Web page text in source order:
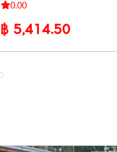
ระหว่าง Tokyo - Nasushiobara
❗ข้อจำกัด * ไม่สามารถใช้ JR TOKYO Wide
Express เพิ่มเติม * การโดยสาร Fujisan
ขึ้นรถไฟ JR ได้ไม่จำกัด จาก
ไปยัง Sanyo / San’in และ
ก่อนเดินทางได้ 90 วัน เนื่องจาก
0.00
฿ 5,414.50